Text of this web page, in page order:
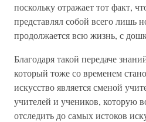
поскольку отражает тот факт,
представлял собой всего лишь
продолжается всю жизнь, с
Благодаря такой передаче
который тоже со временем
искусство является сменой
учителей и учеников, которую
отследить до самых истоков